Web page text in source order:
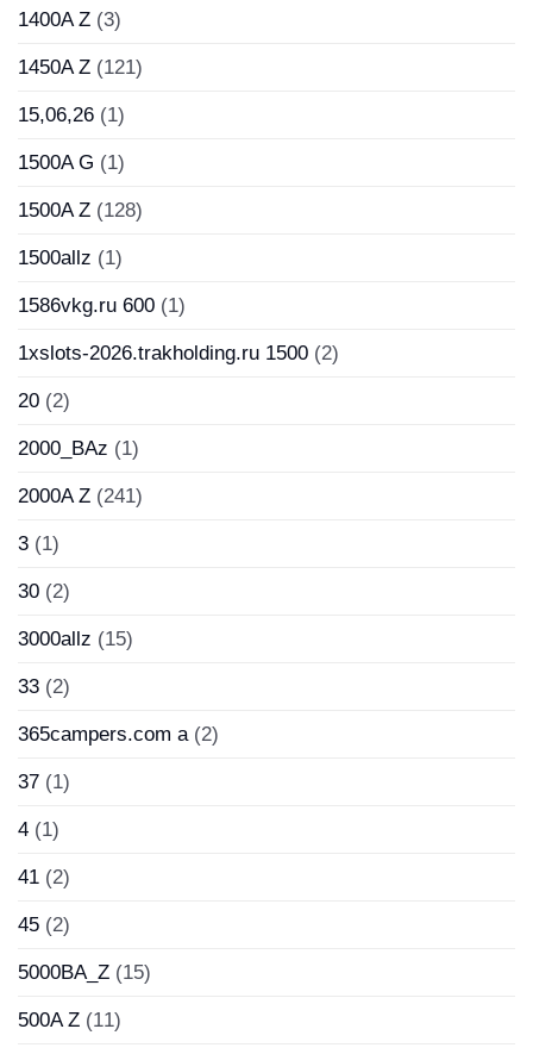
1400A Z (3)
1450A Z (121)
15,06,26 (1)
1500A G (1)
1500A Z (128)
1500allz (1)
1586vkg.ru 600 (1)
1xslots-2026.trakholding.ru 1500 (2)
20 (2)
2000_BAz (1)
2000A Z (241)
3 (1)
30 (2)
3000allz (15)
33 (2)
365campers.com a(2)
37 (1)
4 (1)
41 (2)
45 (2)
5000BA_Z (15)
500A Z (11)